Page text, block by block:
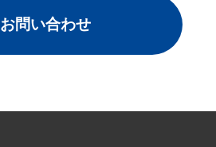
お問い合わせ